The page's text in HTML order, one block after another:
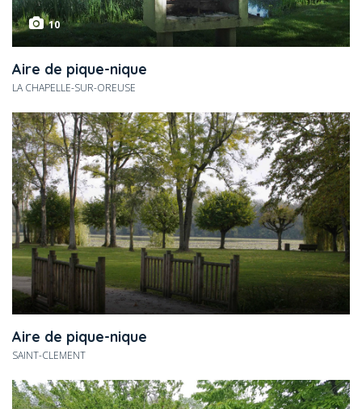
10
Aire de pique-nique
LA CHAPELLE-SUR-OREUSE
Aire de pique-nique
SAINT-CLEMENT